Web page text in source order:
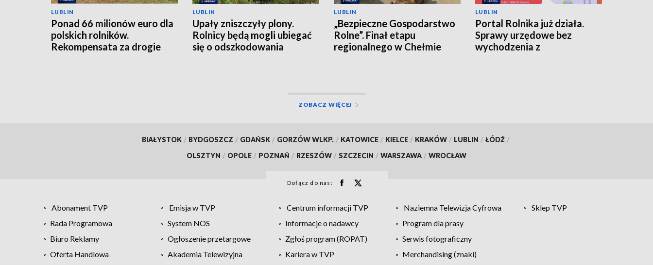
LUBLIN
Ponad 66 milionów euro dla
polskich rolników.
Rekompensata za drogie
LUBLIN
Upały zniszczyły plony.
Rolnicy będą mogli ubiegać
się o odszkodowania
LUBLIN
„Bezpieczne Gospodarstwo
Rolne”. Finał etapu
regionalnego w Chełmie
LUBLIN
Portal Rolnika już działa.
Sprawy urzędowe bez
wychodzenia z
ZOBACZ WIĘCEJ
BIAŁYSTOK / BYDGOSZCZ / GDAŃSK / GORZÓW WLKP. / KATOWICE / KIELCE / KRAKÓW / LUBLIN / ŁÓDŹ /
OLSZTYN / OPOLE / POZNAŃ / RZESZÓW / SZCZECIN / WARSZAWA / WROCŁAW
Dołącz do nas:
Abonament TVP Emisja w TVP Centrum informacji TVP Naziemna Telewizja Cyfrowa
Sklep TVP
Rada Programowa
System NOS Informacje o nadawcy
Program dla prasy
Biuro Reklamy
Ogłoszenie przetargowe Zgłoś program (ROPAT)
Serwis fotograficzny
Oferta Handlowa
Akademia Telewizyjna Kariera w TVP
Merchandising (znaki)